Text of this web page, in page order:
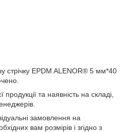
стрічку EPDM ALENOR® 5 мм*40
продукції та наявність на складі,
замовлення на
вам розмірів і згідно з